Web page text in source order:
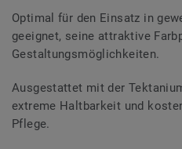
Optimal für den Einsatz in
geeignet, seine attraktive
Gestaltungsmöglichkeiten.
Ausgestattet mit der
extreme Haltbarkeit und
Pflege.